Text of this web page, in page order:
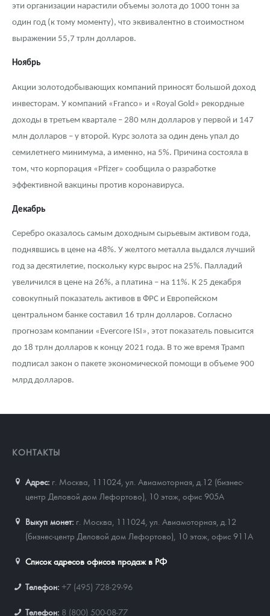
эти организации нарастили объемы золота до 1000 тонн за
один год (к тому моменту), что эквивалентно в стоимостном
выражении 55,7 трлн долларов.
Ноябрь
Акции золотодобывающих компаний приносят большой доход
инвесторам. У компаний «Franco» и «Royal Gold» рекордные
доходы в третьем квартале – 280 млн долларов у первой и 147
млн долларов – у второй. Курс золота за один день упал до
семилетнего минимума, а именно, на 5%. Причина состояла в
том, что корпорация «Pfizer» сообщила о разработке
эффективной вакцины против коронавируса.
Декабрь
Серебро оказалось самым доходным сырьевым активом года,
поднявшись в цене на 48%. У желтого металла выдался лучший
год за десятилетие, поскольку курс вырос на 25%. Палладий
увеличился в цене на 26%, а платина – на 11%. К 25 декабря
совокупный показатель активов в ФРС и Европейском
центральном банке составил 16 трлн долларов. Согласно
прогнозам компании «Evercore ISI», этот показатель повысится
до 18 трлн долларов к концу 2021 года. В то же время Трамп
подписал закон о пакете экономической помощи в объеме 900
млрд долларов.
КОНТАКТЫ
Адрес: г. Москва, 111024 ул. Авиамоторная, д.12 (бизнес-
центр Деловой дом Лефортово), 10 этаж, офис 905А
Выкуп монет: г. Москва, 111024, ул. Авиамоторная, д.12
(бизнес-центр Деловой дом Лефортово), 10 этаж, офис 911А
Список адресов офисов продаж в РФ
Телефон: +7 (495) 728-29-96
Телефон: 8 (800) 500-08-77